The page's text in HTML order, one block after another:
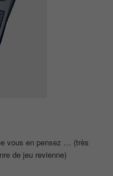
vous en pensez … (très
de jeu revienne)